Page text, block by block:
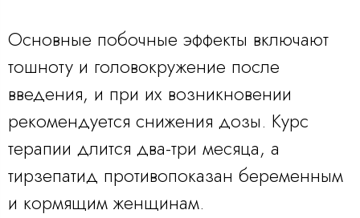
Основные побочные эффекты включают
тошноту и головокружение после
введения, и при их возникновении
рекомендуется снижения дозы. Курс
терапии длится два-три месяца, а
тирзепатид противопоказан беременным
и кормящим женщинам.